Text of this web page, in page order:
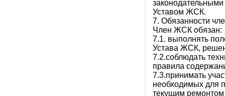
Уставом ЖСК.
7. Обязанности
Член ЖСК обязан:
7.1. выполнять
Устава ЖСК,
7.2.соблюдать
правила
7.3.принимать
необходимых для
текущим